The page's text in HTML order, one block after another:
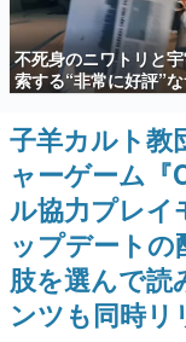
殿堂
SNS拡
ど。多
事をま
ゲー
名作
聞きし
きます。
赫本
この物
の形を
新
不死身のニワトリと
索する“非常に好評”
ルゲーム『
料で配布中。入手でき
月10日まで
子羊カルト教
ャーゲーム
ル協力プレイ
ップデートの
肢を選んで読
ンツも同時リ